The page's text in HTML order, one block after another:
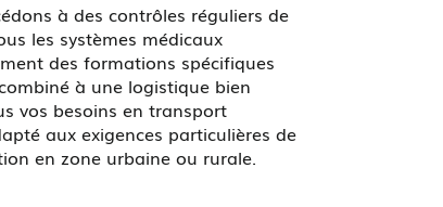
à des contrôles réguliers de
les systèmes médicaux
des formations spécifiques
à une logistique bien
vos besoins en transport
aux exigences particulières de
en zone urbaine ou rurale.